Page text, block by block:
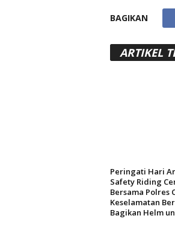
BAGIKAN
ARTIKEL
Peringati Hari
Safety Riding
Bersama Polres
Keselamatan
Bagikan Helm